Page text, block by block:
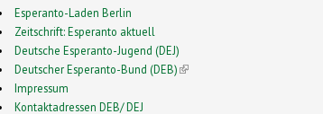
Esperanto-Laden Berlin
Zeitschrift: Esperanto aktuell
Deutsche Esperanto-Jugend (DEJ)
Deutscher Esperanto-Bund (DEB)(link is external)
Impressum
Kontaktadressen DEB/ DEJ